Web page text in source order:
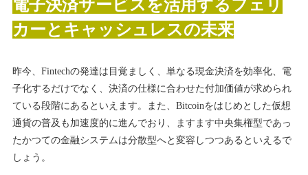
電子決済サービスを活用するフェリ
カーとキャッシュレスの未来
昨今、Fintechの発達は目覚ましく、単なる現金決済を効率化、電
子化するだけでなく、決済の仕様に合わせた付加価値が求められ
ている段階にあるといえます。また、Bitcoinをはじめとした仮想
通貨の普及も加速度的に進んでおり、ますます中央集権型であっ
たかつての金融システムは分散型へと変容しつつあるといえるで
しょう。